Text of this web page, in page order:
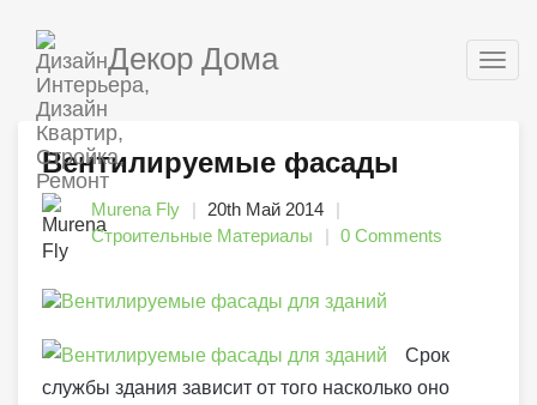
Декор Дома
Вентилируемые фасады
Murena Fly
20th Май 2014
Строительные Материалы
0 Comments
Срок
службы здания зависит от того насколько оно